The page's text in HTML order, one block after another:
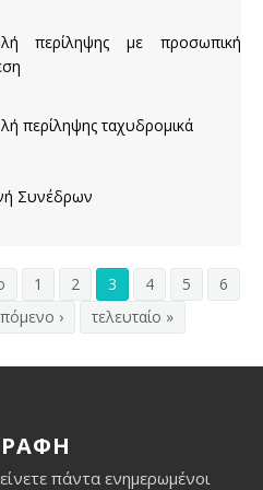
ΣΥΝΕΔΡΙΟ
ΣΥΝΕΔΡΙΟ
ΣΥΝΕΔΡΙΟ
περίληψης με προσωπική
περίληψης ταχυδρομικά
Συνέδρων
1 2 3 4 5
6
› τελευταίο »
πάντα ενημερωμένοι